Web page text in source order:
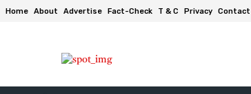
Home About Advertise Fact-Check T & C Privacy Contact